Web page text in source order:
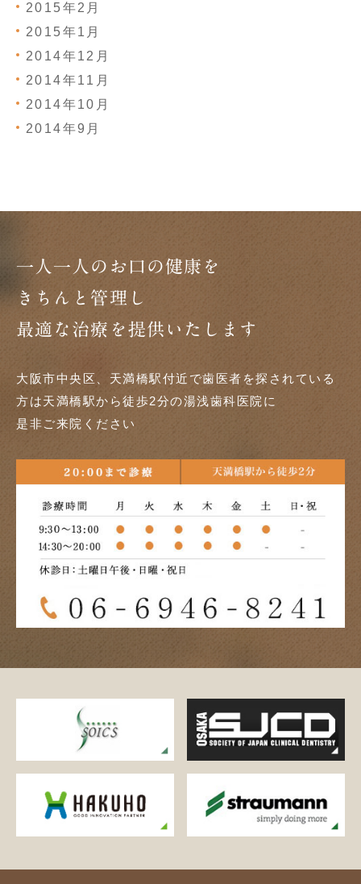
2015年2月
2015年1月
2014年12月
2014年11月
2014年10月
2014年9月
一人一人のお口の健康を
きちんと管理し
最適な治療を提供いたします
大阪市中央区、天満橋駅付近で歯医者を探されている
方は天満橋駅から徒歩2分の湯浅歯科医院に
是非ご来院ください